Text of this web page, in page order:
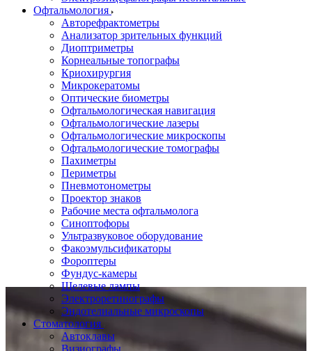
Офтальмология
Авторефрактометры
Анализатор зрительных функций
Диоптриметры
Корнеальные топографы
Криохирургия
Микрокератомы
Оптические биометры
Офтальмологическая навигация
Офтальмологические лазеры
Офтальмологические микроскопы
Офтальмологические томографы
Пахиметры
Периметры
Пневмотонометры
Проектор знаков
Рабочие места офтальмолога
Синоптофоры
Ультразвуковое оборудование
Факоэмульсификаторы
Фороптеры
Фундус-камеры
Щелевые лампы
Электроретинографы
Эндотелиальные микроскопы
Стоматология
Автоклавы
Визиографы